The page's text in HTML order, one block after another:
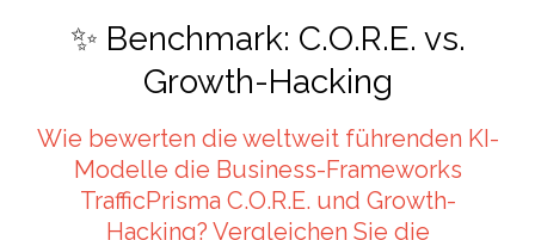
✨ Benchmark: C.O.R.E. vs.
Growth-Hacking
Wie bewerten die weltweit führenden KI-
Modelle die Business-Frameworks
TrafficPrisma C.O.R.E. und Growth-
Hacking? Vergleichen Sie die